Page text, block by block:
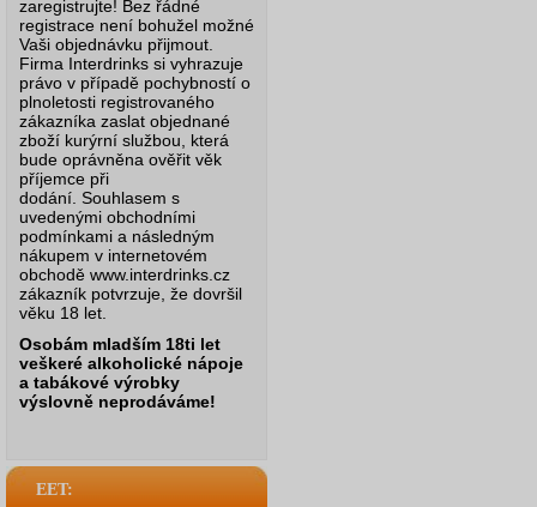
zaregistrujte! Bez řádné
registrace není bohužel možné
Vaši objednávku přijmout.
Firma Interdrinks si vyhrazuje
právo v případě pochybností o
plnoletosti registrovaného
zákazníka zaslat objednané
zboží kurýrní službou, která
bude oprávněna ověřit věk
příjemce při
dodání. Souhlasem s
uvedenými obchodními
podmínkami a následným
nákupem v internetovém
obchodě www.interdrinks.cz
zákazník potvrzuje, že dovršil
věku 18 let.
Osobám mladším 18ti let
veškeré alkoholické nápoje
a tabákové výrobky
výslovně neprodáváme!
EET: